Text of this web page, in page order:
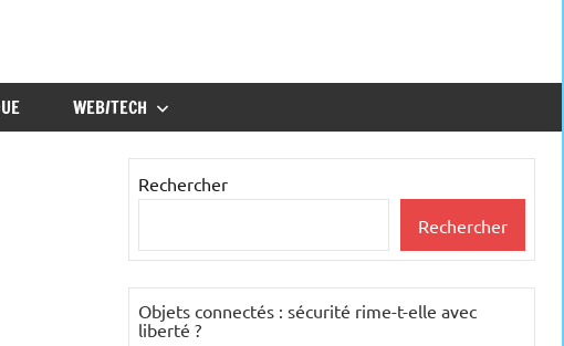
WEB/TECH
Rechercher
Rechercher
Objets connectés : sécurité rime-t-elle avec
liberté ?